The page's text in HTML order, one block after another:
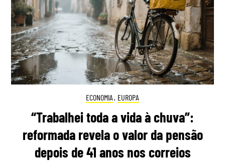
ECONOMIA , EUROPA
“Trabalhei toda a vida à chuva”:
reformada revela o valor da pensão
depois de 41 anos nos correios